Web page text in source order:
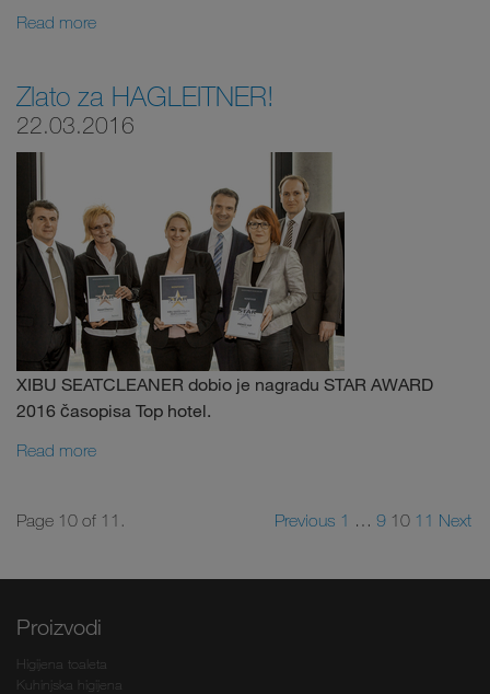
Read more
Zlato za HAGLEITNER!
22.03.2016
XIBU SEATCLEANER dobio je nagradu STAR AWARD
2016 časopisa Top hotel.
Read more
Page 10 of 11. Previous 1 … 9 10 11 Next
Proizvodi
Higijena toaleta
Kuhinjska higijena